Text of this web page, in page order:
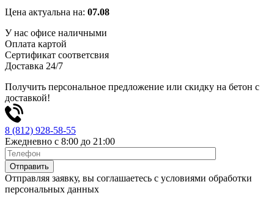
Цена актуальна на: 07.08
У нас офисе наличными
Оплата картой
Сертификат соответсвия
Доставка 24/7
Получить персональное предложение или скидку на бетон с
доставкой!
8 (812) 928-58-55
Ежедневно c 8:00 до 21:00
Отправляя заявку, вы соглашаетесь с условиями обработки
персональных данных